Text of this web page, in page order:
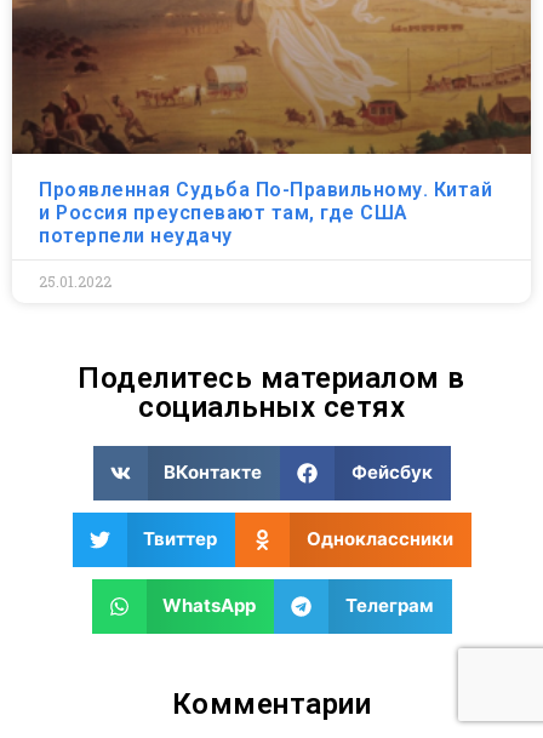
Проявленная Судьба По-Правильному. Китай
и Россия преуспевают там, где США
потерпели неудачу
25.01.2022
Поделитесь материалом в
социальных сетях
ВКонтакте Фейсбук
Твиттер Одноклассники
WhatsApp Телеграм
Комментарии